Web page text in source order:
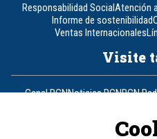
Responsabilidad SocialAtención
Informe de sostenibilidad
Ventas Internacionales
Visite
Canal RCNNoticias RCNRCN
Un producto de RCN